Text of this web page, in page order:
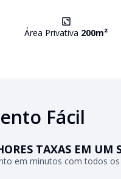
Área Privativa 200m²
Fácil
TAXAS EM UM
em minutos com todos